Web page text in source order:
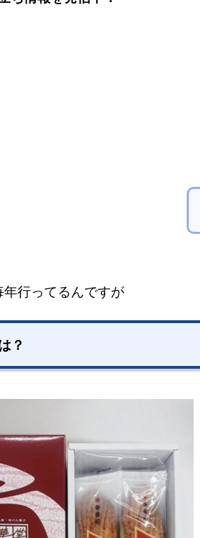
年行ってるんですが
？